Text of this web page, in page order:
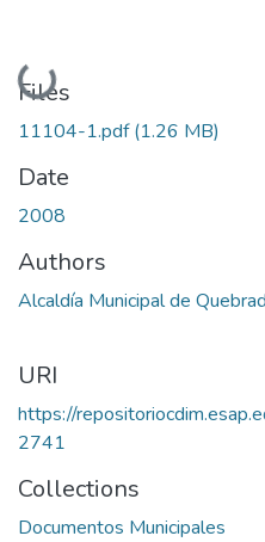
Loading...
Files
11104-1.pdf(1.26 MB)
Date
2008
Authors
Alcaldía Municipal de
URI
https://
2741
Collections
Documentos Municipales